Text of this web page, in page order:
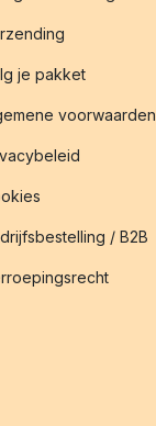
je pakket
voorwaarden
/ B2B